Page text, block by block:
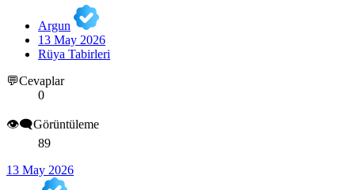
Argun
13 May 2026
Rüya Tabirleri
💬Cevaplar
0
👁️‍🗨️Görüntüleme
89
13 May 2026